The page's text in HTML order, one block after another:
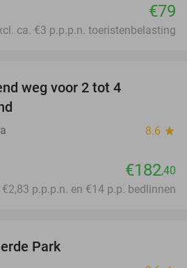
€79
ca. €3 p.p.p.n. toeristenbelasting
weg voor 2 tot 4
8.6 star
€182,40
€2,83 p.p.p.n. en €14 p.p. bedlinnen
Park